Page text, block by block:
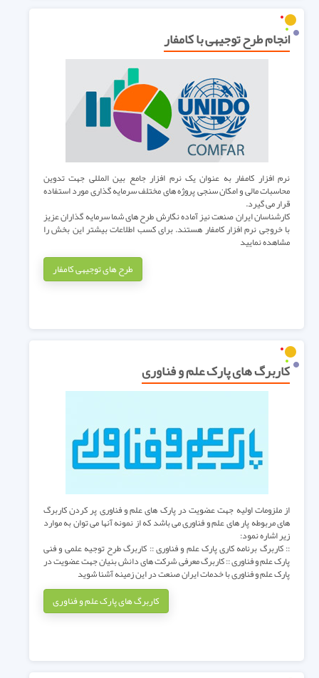
انجام طرح توجیهی با کامفار
نرم افزار کامفار به عنوان یک نرم افزار جامع بین المللی جهت تدوین
محاسبات مالی و امکان سنجی پروژه های مختلف سرمایه گذاری مورد استفاده
قرار می گیرد.
کارشناسان ایران صنعت نیز آماده نگارش طرح های شما سرمایه گذاران عزیز
با خروجی نرم افزار کامفار هستند. برای کسب اطلاعات بیشتر این بخش را
مشاهده نمایید
طرح های توجیهی کامفار
کاربرگ های پارک علم و فناوری
از ملزومات اولیه جهت عضویت در پارک های علم و فناوری پر کردن کاربرگ
های مربوطه پار های علم و فناوری می باشد که از نمونه آنها می توان به موارد
زیر اشاره نمود:
:: کاربرگ برنامه کاری پارک علم و فناوری :: کاربرگ طرح توجیه علمی و فنی
پارک علم و فناوری :: کاربرگ معرفی شرکت های دانش بنیان جهت عضویت در
پارک علم و فناوری با خدمات ایران صنعت در این زمینه آشنا شوید
کاربرگ های پارک علم و فناوری